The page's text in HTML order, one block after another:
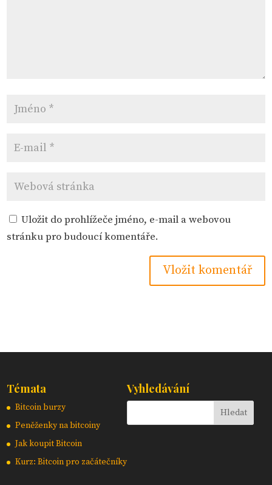
Uložit do prohlížeče jméno, e-mail a webovou
stránku pro budoucí komentáře.
Témata
Bitcoin burzy
Peněženky na bitcoiny
Jak koupit Bitcoin
Kurz: Bitcoin pro začátečníky
Vyhledávání